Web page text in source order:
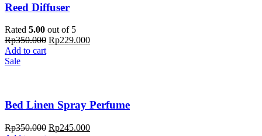
Reed Diffuser
Rated 5.00 out of 5
Rp350.000 Rp229.000
Add to cart
Sale
Bed Linen Spray Perfume
Rp350.000 Rp245.000